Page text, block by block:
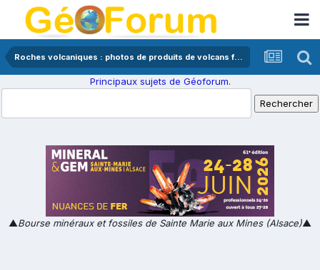
Roches volcaniques : photos de produits de volcans français
Principaux sujets de Géoforum.
▲Bourse minéraux et fossiles de Sainte Marie aux Mines (Alsace)▲